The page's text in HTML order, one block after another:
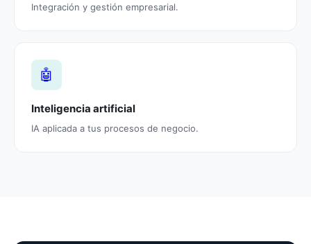
Integración y gestión empresarial.
🤖
Inteligencia artificial
IA aplicada a tus procesos de negocio.